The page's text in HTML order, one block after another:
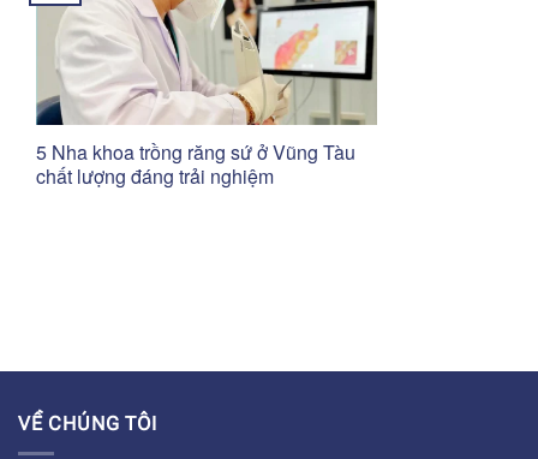
5 Nha khoa trồng răng sứ ở Vũng Tàu
chất lượng đáng trải nghiệm
VỀ CHÚNG TÔI